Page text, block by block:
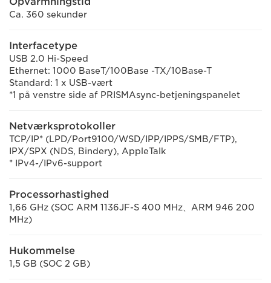
Ca. 360 sekunder
Interfacetype
USB 2.0 Hi-Speed
Ethernet: 1000 BaseT/100Base -TX/10Base-T
Standard: 1 x USB-vært
*1 på venstre side af PRISMAsync-betjeningspanelet
Netværksprotokoller
TCP/IP* (LPD/Port9100/WSD/IPP/IPPS/SMB/FTP),
IPX/SPX (NDS, Bindery), AppleTalk
* IPv4-/IPv6-support
Processorhastighed
1,66 GHz (SOC ARM 1136JF-S 400 MHz、ARM 946 200
MHz)
Hukommelse
1,5 GB (SOC 2 GB)